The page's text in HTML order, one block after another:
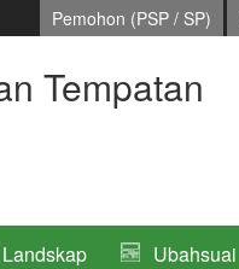
Pemohon (PSP / SP)
Tempatan
Landskap Ubahsuai